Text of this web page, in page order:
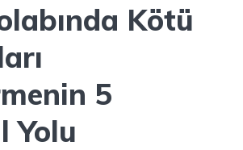
Kötü
5
Yolu